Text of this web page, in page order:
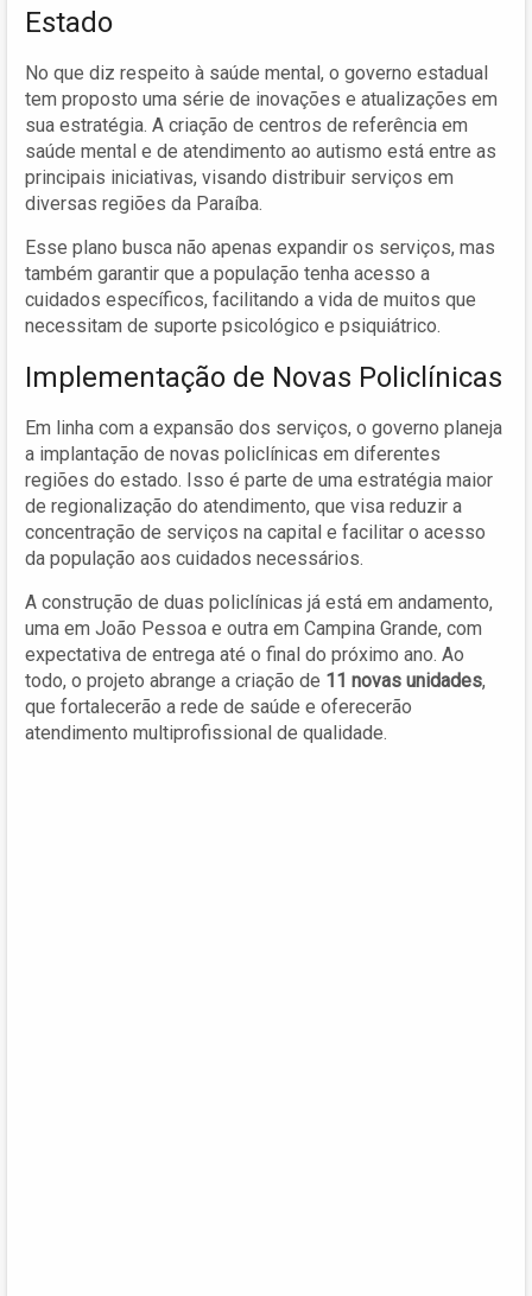
Estado
No que diz respeito à saúde mental, o governo estadual
tem proposto uma série de inovações e atualizações em
sua estratégia. A criação de centros de referência em
saúde mental e de atendimento ao autismo está entre as
principais iniciativas, visando distribuir serviços em
diversas regiões da Paraíba.
Esse plano busca não apenas expandir os serviços, mas
também garantir que a população tenha acesso a
cuidados específicos, facilitando a vida de muitos que
necessitam de suporte psicológico e psiquiátrico.
Implementação de Novas Policlínicas
Em linha com a expansão dos serviços, o governo planeja
a implantação de novas policlínicas em diferentes
regiões do estado. Isso é parte de uma estratégia maior
de regionalização do atendimento, que visa reduzir a
concentração de serviços na capital e facilitar o acesso
da população aos cuidados necessários.
A construção de duas policlínicas já está em andamento,
uma em João Pessoa e outra em Campina Grande, com
expectativa de entrega até o final do próximo ano. Ao
todo, o projeto abrange a criação de 11 novas unidades,
que fortalecerão a rede de saúde e oferecerão
atendimento multiprofissional de qualidade.